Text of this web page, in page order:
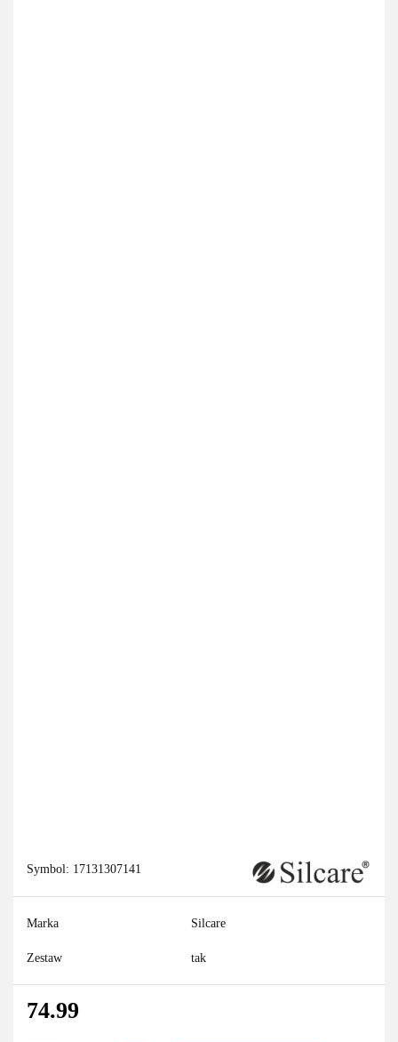
Symbol: 17131307141
Marka Silcare
Zestaw tak
74.99